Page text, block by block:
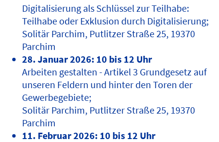
Digitalisierung als Schlüssel zur Teilhabe:
Teilhabe oder Exklusion durch Digitalisierung;
Solitär Parchim, Putlitzer Straße 25, 19370
Parchim
28. Januar 2026: 10 bis 12 Uhr
Arbeiten gestalten - Artikel 3 Grundgesetz auf
unseren Feldern und hinter den Toren der
Gewerbegebiete;
Solitär Parchim, Putlitzer Straße 25, 19370
Parchim
11. Februar 2026: 10 bis 12 Uhr